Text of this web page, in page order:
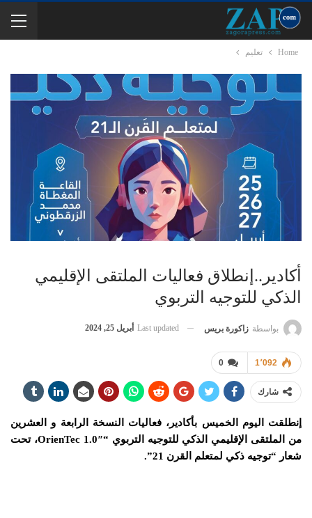
Home تعليم
أكادير..إنطلاق فعاليات الملتقى الإقليمي
الذكي للتوجيه التربوي
بواسطة زاكورة بريس Last updated أبريل 25, 2024
0 1٬092
شارك
إنطلقت اليوم الخميس بأكادير، فعاليات النسخة الرابعة و العشرين
من الملتقى الإقليمي الذكي للتوجيه التربوي “OrienTec 1.0″، تحت
شعار “توجيه ذكي لمتعلم القرن 21”.